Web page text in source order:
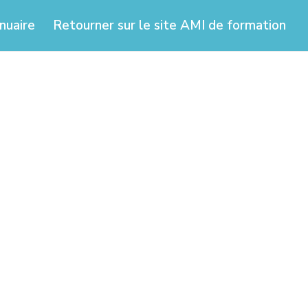
Retourner sur le site AMI de formation